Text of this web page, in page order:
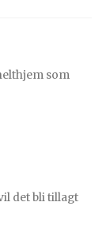
som
det bli tillagt